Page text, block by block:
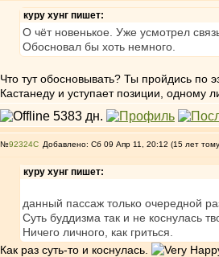
куру хунг пишет:
О чёт новенькое. Уже усмотрел
Обосновал бы хоть немного.
Что тут обосновывать? Ты пройдись по
Кастанеду и уступает позиции,
№92324 Добавлено: Сб 09 Апр 11, 20:12 (15 лет
куру хунг пишет:
данный пассаж только очередной
Суть буддизма так и не коснулась
Ничего личного, как гриться.
Как раз суть-то и коснулась.